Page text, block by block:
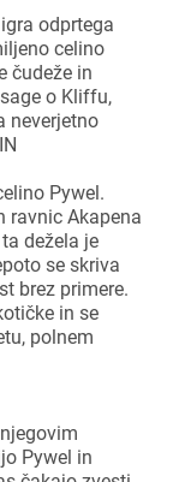
odprtega
celino
čudeže in
o Kliffu,
neverjetno
Pywel.
ravnic Akapena
dežela je
se skriva
brez primere.
in se
polnem
Pywel in